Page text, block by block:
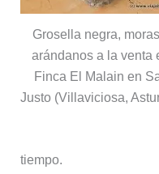
Grosella negra,
arándanos a la venta
Finca El Malain en
Justo (Villaviciosa,
tiempo.